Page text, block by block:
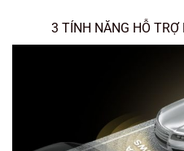
3 TÍNH NĂNG HỖ